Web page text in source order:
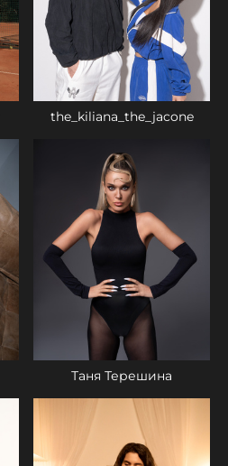
the_kiliana_the_jacone
Таня Терешина